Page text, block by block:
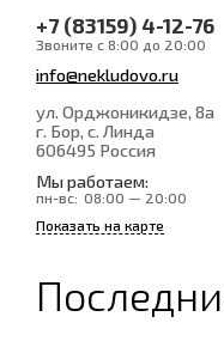
+7 (83159) 4-12-76
Звоните с 8:00 до 20:00
info@nekludovo.ru
ул. Орджоникидзе, 8а
г. Бор, с. Линда
606495 Россия
Мы работаем:
пн-вс: 08:00 — 20:00
Показать на карте